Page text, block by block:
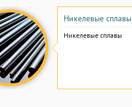
Никелевые сплавы
Никелевые сплавы